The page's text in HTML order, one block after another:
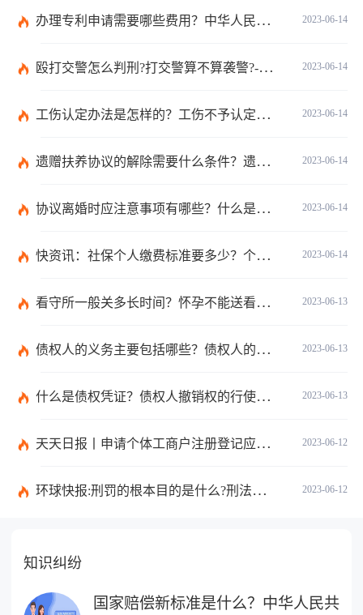
2023-06-14
办理专利申请需要哪些费用？中华人民共和国专利法实施细则第九十三条内容是什么？_世界讯息
2023-06-14
殴打交警怎么判刑?打交警算不算袭警?-环球观焦点
2023-06-14
工伤认定办法是怎样的？工伤不予认定的三个条件是什么？
2023-06-14
遗赠扶养协议的解除需要什么条件？遗赠抚养协议生效条件是什么？ 天天时讯
2023-06-14
协议离婚时应注意事项有哪些？什么是契约婚姻？契约婚姻的构成要件有哪些？|环球时讯
2023-06-14
快资讯：社保个人缴费标准要多少？个人社保怎么缴费？
2023-06-13
看守所一般关多长时间？怀孕不能送看守所吗？ 焦点报道
2023-06-13
债权人的义务主要包括哪些？债权人的会议有哪些？-天天消息
2023-06-13
什么是债权凭证？债权人撤销权的行使和期限是多久？ 世界球精选
2023-06-12
天天日报丨申请个体工商户注册登记应当提交哪些文件？个体工商户条例第八条是什么？
2023-06-12
环球快报:刑罚的根本目的是什么?刑法和刑罚有区别吗?
知识纠纷
国家赔偿新标准是什么？中华人民共